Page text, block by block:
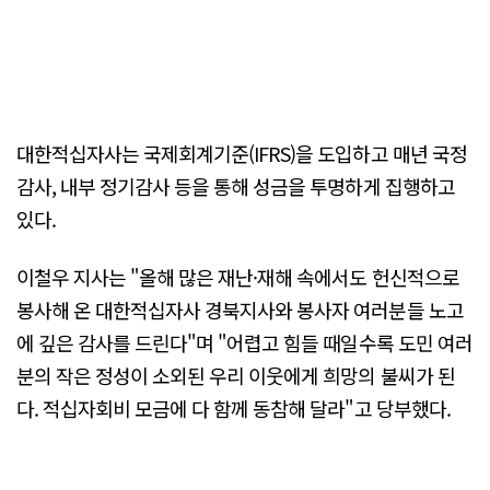
대한적십자사는 국제회계기준(IFRS)을 도입하고 매년 국정
감사, 내부 정기감사 등을 통해 성금을 투명하게 집행하고
있다.
이철우 지사는 "올해 많은 재난·재해 속에서도 헌신적으로
봉사해 온 대한적십자사 경북지사와 봉사자 여러분들 노고
에 깊은 감사를 드린다"며 "어렵고 힘들 때일수록 도민 여러
분의 작은 정성이 소외된 우리 이웃에게 희망의 불씨가 된
다. 적십자회비 모금에 다 함께 동참해 달라"고 당부했다.